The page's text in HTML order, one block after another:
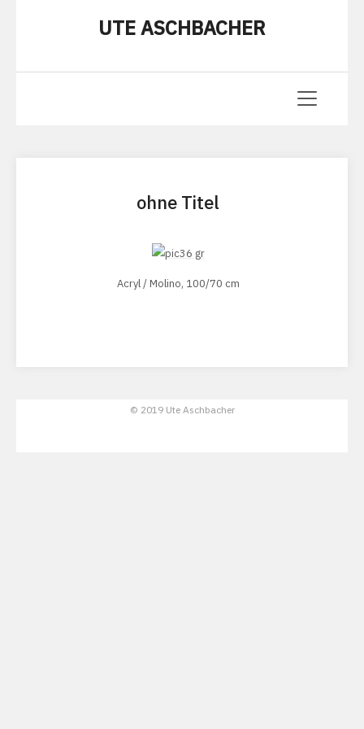
UTE ASCHBACHER
ohne Titel
Acryl / Molino, 100/70 cm
© 2019 Ute Aschbacher